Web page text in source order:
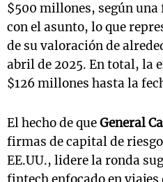
$500 millones, según
con el asunto, lo que
de su valoración de
abril de 2025. En total, la
$126 millones hasta la
El hecho de queGeneral
firmas de capital de
EE.UU., lidere la ronda